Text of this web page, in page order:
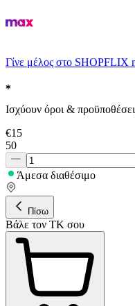
Γίνε μέλος στο SHOPFLIX
Ισχύουν όροι &
€15
50
Άμεσα διαθέσιμο
Πίσω
Βάλε τον ΤΚ σου